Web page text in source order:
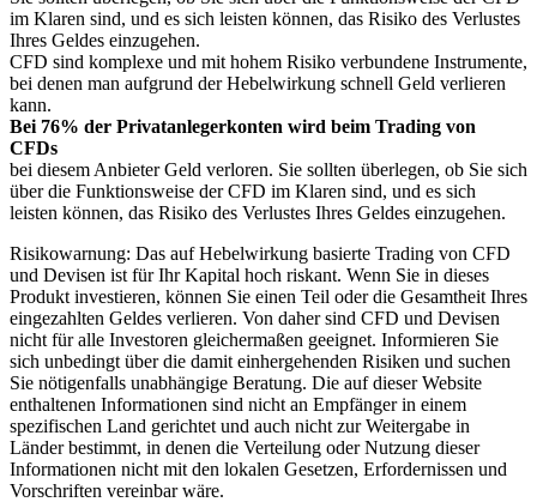
im Klaren sind, und es sich leisten können, das Risiko des Verlustes
Ihres Geldes einzugehen.
CFD sind komplexe und mit hohem Risiko verbundene Instrumente,
bei denen man aufgrund der Hebelwirkung schnell Geld verlieren
kann.
Bei 76% der Privatanlegerkonten wird beim Trading von
CFDs
bei diesem Anbieter Geld verloren. Sie sollten überlegen, ob Sie sich
über die Funktionsweise der CFD im Klaren sind, und es sich
leisten können, das Risiko des Verlustes Ihres Geldes einzugehen.
Risikowarnung: Das auf Hebelwirkung basierte Trading von CFD
und Devisen ist für Ihr Kapital hoch riskant. Wenn Sie in dieses
Produkt investieren, können Sie einen Teil oder die Gesamtheit Ihres
eingezahlten Geldes verlieren. Von daher sind CFD und Devisen
nicht für alle Investoren gleichermaßen geeignet. Informieren Sie
sich unbedingt über die damit einhergehenden Risiken und suchen
Sie nötigenfalls unabhängige Beratung. Die auf dieser Website
enthaltenen Informationen sind nicht an Empfänger in einem
spezifischen Land gerichtet und auch nicht zur Weitergabe in
Länder bestimmt, in denen die Verteilung oder Nutzung dieser
Informationen nicht mit den lokalen Gesetzen, Erfordernissen und
Vorschriften vereinbar wäre.